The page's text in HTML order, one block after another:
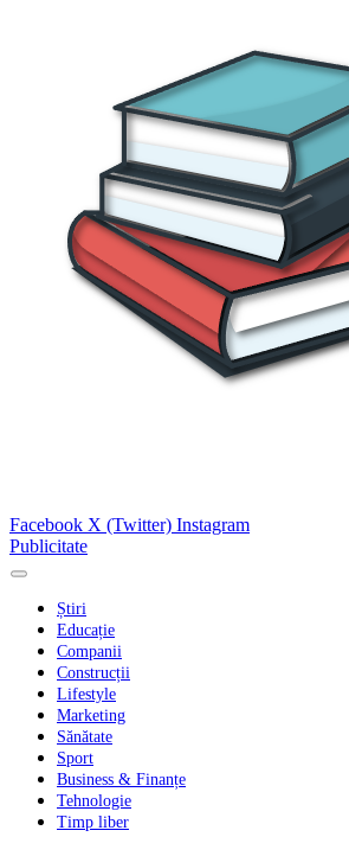
Facebook X (Twitter) Instagram
Publicitate
Știri
Educație
Companii
Construcții
Lifestyle
Marketing
Sănătate
Sport
Business & Finanțe
Tehnologie
Timp liber